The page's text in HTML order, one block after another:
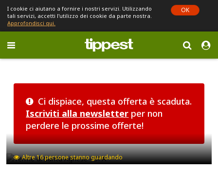
I cookie ci aiutano a fornire i nostri servizi. Utilizzando
tali servizi, accetti l'utilizzo dei cookie da parte nostra.
Approfondisci qui.
OK
Toggle
navigation
Ci dispiace, questa offerta è scaduta.
Iscriviti alla newsletter per non
perdere le prossime offerte!
Altre16persone stanno guardando